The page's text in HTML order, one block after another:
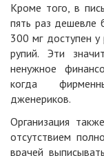
Кроме того, в
пять раз дешевле
300 мг доступен
рупий. Эти
ненужное
когда
дженериков.
Организация
отсутствием
врачей